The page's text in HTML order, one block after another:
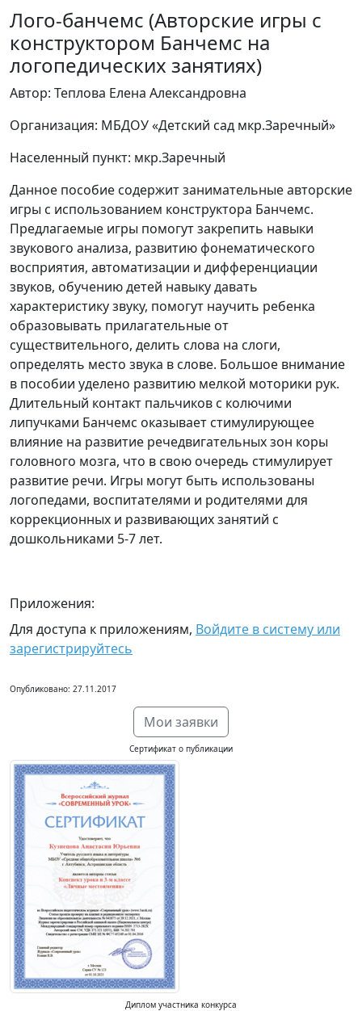
Лого-банчемс (Авторские игры с
конструктором Банчемс на
логопедических занятиях)
Автор: Теплова Елена Александровна
Организация: МБДОУ «Детский сад мкр.Заречный»
Населенный пункт: мкр.Заречный
Данное пособие содержит занимательные авторские
игры с использованием конструктора Банчемс.
Предлагаемые игры помогут закрепить навыки
звукового анализа, развитию фонематического
восприятия, автоматизации и дифференциации
звуков, обучению детей навыку давать
характеристику звуку, помогут научить ребенка
образовывать прилагательные от
существительного, делить слова на слоги,
определять место звука в слове. Большое внимание
в пособии уделено развитию мелкой моторики рук.
Длительный контакт пальчиков с колючими
липучками Банчемс оказывает стимулирующее
влияние на развитие речедвигательных зон коры
головного мозга, что в свою очередь стимулирует
развитие речи. Игры могут быть использованы
логопедами, воспитателями и родителями для
коррекционных и развивающих занятий с
дошкольниками 5-7 лет.
Приложения:
Для доступа к приложениям, Войдите в систему или
зарегистрируйтесь
Опубликовано: 27.11.2017
Мои заявки
Сертификат о публикации
Диплом участника конкурса